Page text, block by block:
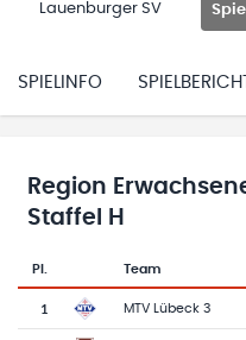
Lauenburger SV
SPIELINFO SPIELBERICHT
Region
Staffel H
Tabelle mit Vereinsplatzierungen,
Pl.
Team-Logo
Team
1 MTV Lübeck 3